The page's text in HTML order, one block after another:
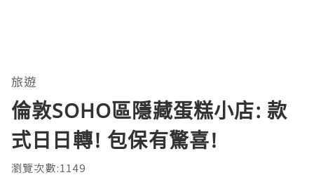
旅遊
倫敦SOHO區隱藏蛋糕小店: 款
式日日轉! 包保有驚喜!
瀏覽次數:1149